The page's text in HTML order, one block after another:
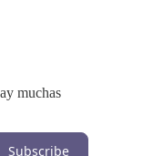
muchas
Subscribe